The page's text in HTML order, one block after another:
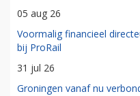
05 aug 26
Voormalig financieel
bij ProRail
31 jul 26
Groningen vanaf nu